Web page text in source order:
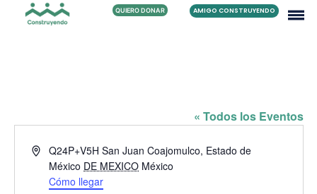
QUIERO DONAR AMIGO CONSTRUYENDO
« Todos los Eventos
Dirección
Q24P+V5H San Juan Coajomulco, Estado de
México DE MEXICO México
Cómo llegar